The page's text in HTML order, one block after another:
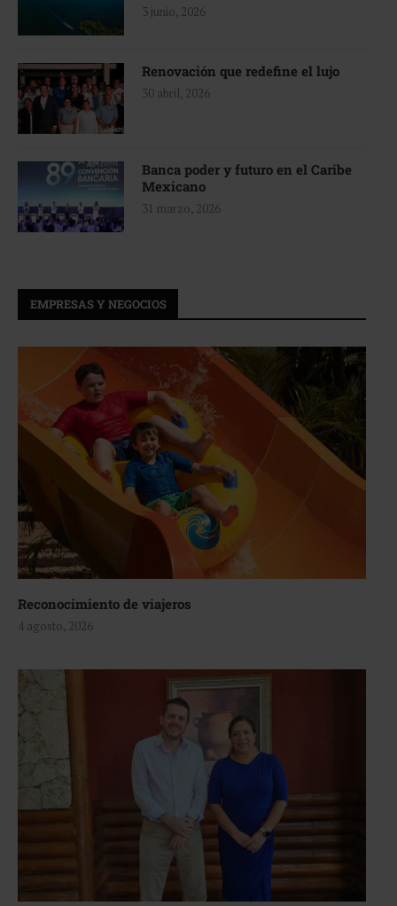
3 junio, 2026
Renovación que redefine el lujo
30 abril, 2026
Banca poder y futuro en el Caribe
Mexicano
31 marzo, 2026
EMPRESAS Y NEGOCIOS
Reconocimiento de viajeros
4 agosto, 2026